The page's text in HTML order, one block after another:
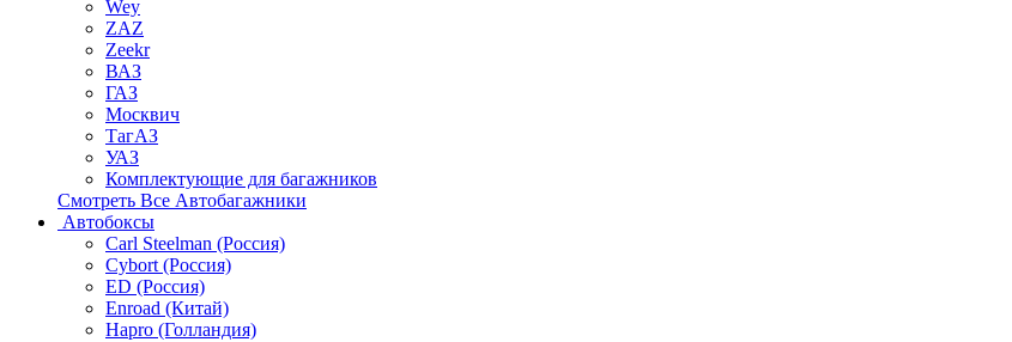
Wey
ZAZ
Zeekr
ВАЗ
ГАЗ
Москвич
ТагАЗ
УАЗ
Комплектующие для багажников
Смотреть Все Автобагажники
Автобоксы
Carl Steelman (Россия)
Cybort (Россия)
ED (Россия)
Enroad (Китай)
Hapro (Голландия)